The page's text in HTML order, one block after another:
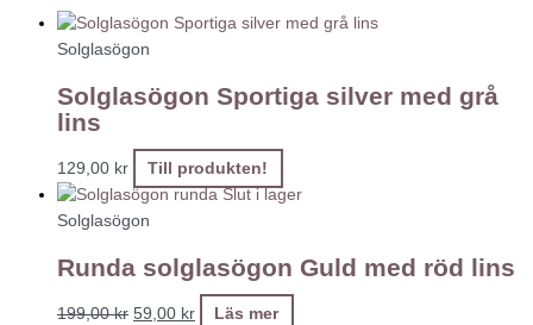
Solglasögon
Solglasögon Sportiga silver med grå
lins
129,00 kr
Till produkten!
Slut i lager
Solglasögon
Runda solglasögon Guld med röd lins
199,00kr 59,00 kr Läs mer